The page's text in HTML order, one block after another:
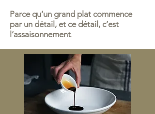
Parce qu’un grand plat commence
par un détail, et ce détail, c’est
l’assaisonnement.